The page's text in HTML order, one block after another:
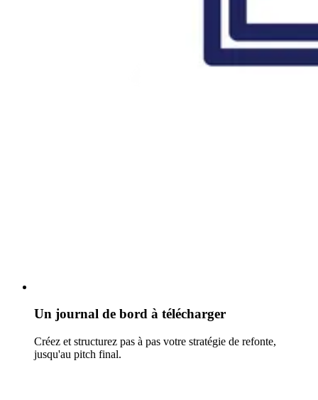
Un journal de bord à télécharger
Créez et structurez pas à pas votre stratégie de refonte,
jusqu'au pitch final.